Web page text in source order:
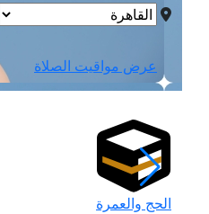
عرض مواقيت الصلاة
الحج والعمرة